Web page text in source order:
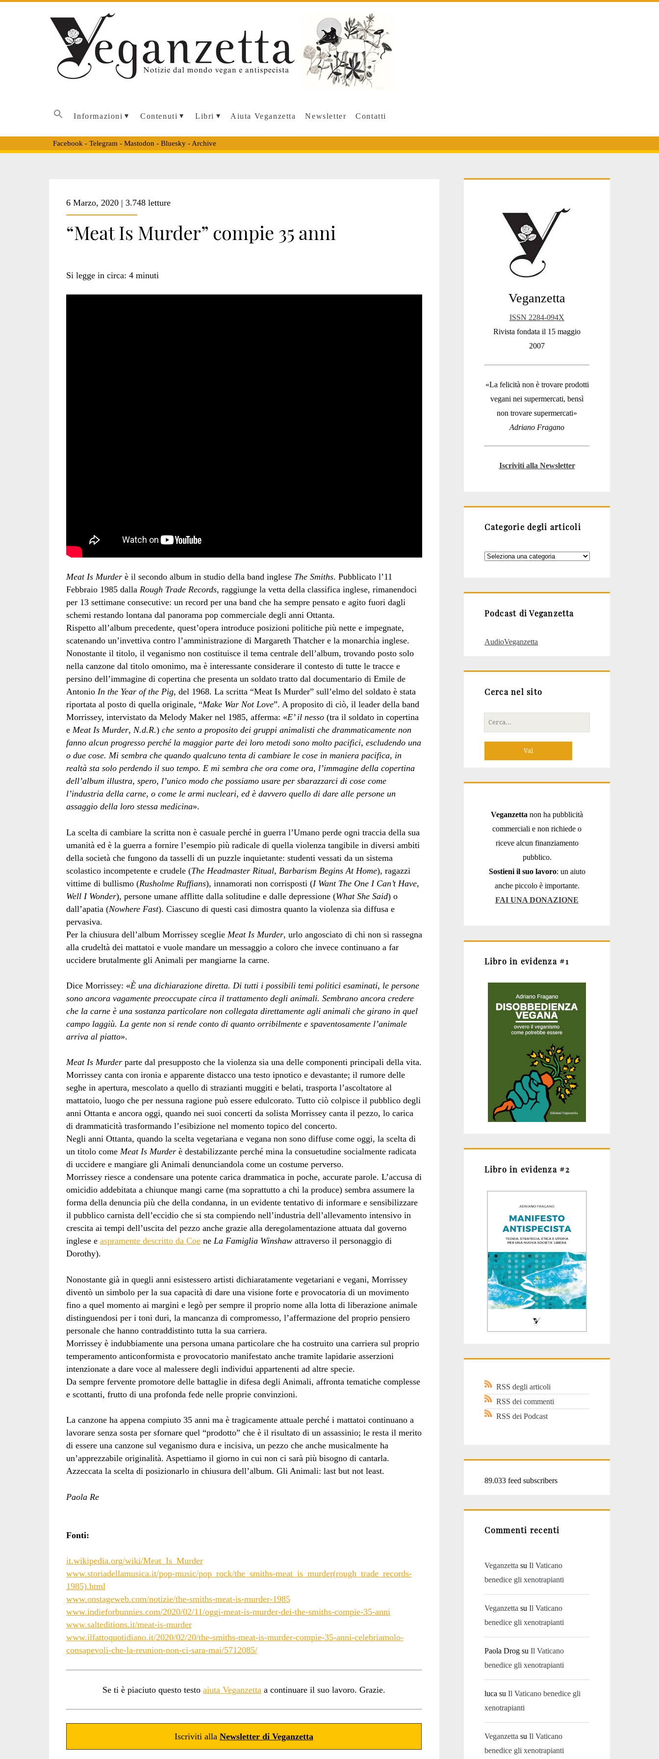
Informazioni Contenuti Libri Aiuta Veganzetta Newsletter Contatti
Facebook - Telegram - Mastodon - Bluesky- Archive
6 Marzo, 2020 | 3.748 letture
“Meat Is Murder” compie 35 anni
Si legge in circa: 4 minuti
Meat Is Murderè il secondo album in studio della band inglese The Smiths. Pubblicato l’11
Febbraio 1985 dalla Rough Trade Records, raggiunge la vetta della classifica inglese, rimanendoci
per 13 settimane consecutive: un record per una band che ha sempre pensato e agito fuori dagli
schemi restando lontana dal panorama pop commerciale degli anni Ottanta.
Rispetto all’album precedente, quest’opera introduce posizioni politiche più nette e impegnate,
scatenando un’invettiva contro l’amministrazione di Margareth Thatcher e la monarchia inglese.
Nonostante il titolo, il veganismo non costituisce il tema centrale dell’album, trovando posto solo
nella canzone dal titolo omonimo, ma è interessante considerare il contesto di tutte le tracce e
persino dell’immagine di copertina che presenta un soldato tratto dal documentario di Emile de
Antonio In the Year of the Pig, del 1968. La scritta “Meat Is Murder” sull’elmo del soldato è stata
riportata al posto di quella originale, “Make War Not Love”. A proposito di ciò, il leader della band
Morrissey, intervistato da Melody Maker nel 1985, afferma: «E’ il nesso(tra il soldato in copertina
e Meat Is Murder, N.d.R.) che sento a proposito dei gruppi animalisti che drammaticamente non
fanno alcun progresso perché la maggior parte dei loro metodi sono molto pacifici, escludendo una
o due cose. Mi sembra che quando qualcuno tenta di cambiare le cose in maniera pacifica, in
realtà sta solo perdendo il suo tempo. E mi sembra che ora come ora, l’immagine della copertina
dell’album illustra, spero, l’unico modo che possiamo usare per sbarazzarci di cose come
l’industria della carne, o come le armi nucleari, ed è davvero quello di dare alle persone un
assaggio della loro stessa medicina».
La scelta di cambiare la scritta non è casuale perché in guerra l’Umano perde ogni traccia della sua
umanità ed è la guerra a fornire l’esempio più radicale di quella violenza tangibile in diversi ambiti
della società che fungono da tasselli di un puzzle inquietante: studenti vessati da un sistema
scolastico incompetente e crudele (The Headmaster Ritual, Barbarism Begins At Home), ragazzi
vittime di bullismo (Rusholme Ruffians), innamorati non corrisposti (I Want The One I Can’t Have,
Well I Wonder), persone umane afflitte dalla solitudine e dalle depressione (What She Said) o
dall’apatia (Nowhere Fast). Ciascuno di questi casi dimostra quanto la violenza sia diffusa e
pervasiva.
Per la chiusura dell’album Morrissey sceglie Meat Is Murder, urlo angosciato di chi non si rassegna
alla crudeltà dei mattatoi e vuole mandare un messaggio a coloro che invece continuano a far
uccidere brutalmente gli Animali per mangiarne la carne.
Dice Morrissey: «È una dichiarazione diretta. Di tutti i possibili temi politici esaminati, le persone
sono ancora vagamente preoccupate circa il trattamento degli animali. Sembrano ancora credere
che la carne è una sostanza particolare non collegata direttamente agli animali che girano in quel
campo laggiù. La gente non si rende conto di quanto orribilmente e spaventosamente l’animale
arriva al piatto».
Meat Is Murderparte dal presupposto che la violenza sia una delle componenti principali della vita.
Morrissey canta con ironia e apparente distacco una testo ipnotico e devastante; il rumore delle
seghe in apertura, mescolato a quello di strazianti muggiti e belati, trasporta l’ascoltatore al
mattatoio, luogo che per nessuna ragione può essere edulcorato. Tutto ciò colpisce il pubblico degli
anni Ottanta e ancora oggi, quando nei suoi concerti da solista Morrissey canta il pezzo, lo carica
di drammaticità trasformando l’esibizione nel momento topico del concerto.
Negli anni Ottanta, quando la scelta vegetariana e vegana non sono diffuse come oggi, la scelta di
un titolo come Meat Is Murderè destabilizzante perché mina la consuetudine socialmente radicata
di uccidere e mangiare gli Animali denunciandola come un costume perverso.
Morrissey riesce a condensare una potente carica drammatica in poche, accurate parole. L’accusa di
omicidio addebitata a chiunque mangi carne (ma soprattutto a chi la produce) sembra assumere la
forma della denuncia più che della condanna, in un evidente tentativo di informare e sensibilizzare
il pubblico carnista dell’eccidio che si sta compiendo nell’industria dell’allevamento intensivo in
crescita ai tempi dell’uscita del pezzo anche grazie alla deregolamentazione attuata dal governo
inglese e aspramente descritto da CoeneLa Famiglia Winshawattraverso il personaggio di
Dorothy).
Nonostante già in quegli anni esistessero artisti dichiaratamente vegetariani e vegani, Morrissey
diventò un simbolo per la sua capacità di dare una visione forte e provocatoria di un movimento
fino a quel momento ai margini e legò per sempre il proprio nome alla lotta di liberazione animale
distinguendosi per i toni duri, la mancanza di compromesso, l’affermazione del proprio pensiero
personale che hanno contraddistinto tutta la sua carriera.
Morrissey è indubbiamente una persona umana particolare che ha costruito una carriera sul proprio
temperamento anticonformista e provocatorio manifestato anche tramite lapidarie asserzioni
intenzionate a dare voce al malessere degli individui appartenenti ad altre specie.
Da sempre fervente promotore delle battaglie in difesa degli Animali, affronta tematiche complesse
e scottanti, frutto di una profonda fede nelle proprie convinzioni.
La canzone ha appena compiuto 35 anni ma è tragicamente attuale perché i mattatoi continuano a
lavorare senza sosta per sfornare quel “prodotto” che è il risultato di un assassinio; le resta il merito
di essere una canzone sul veganismo dura e incisiva, un pezzo che anche musicalmente ha
un’apprezzabile originalità. Aspettiamo il giorno in cui non ci sarà più bisogno di cantarla.
Azzeccata la scelta di posizionarlo in chiusura dell’album. Gli Animali: last but not least.
Paola Re
Fonti:
it.wikipedia.org/wiki/Meat_Is_Murder
www.storiadellamusica.it/pop-music/pop_rock/the_smiths-meat_is_murder(rough_trade_records-
1985).html
www.onstageweb.com/notizie/the-smiths-meat-is-murder-1985
www.indieforbunnies.com/2020/02/11/oggi-meat-is-murder-dei-the-smiths-compie-35-anni
www.salteditions.it/meat-is-murder
www.ilfattoquotidiano.it/2020/02/20/the-smiths-meat-is-murder-compie-35-anni-celebriamolo-
consapevoli-che-la-reunion-non-ci-sara-mai/5712085/
Se ti è piaciuto questo testoaiuta Veganzetta a continuare il suo lavoro. Grazie.
Iscriviti alla Newsletter di Veganzetta
Sidebar
Veganzetta
ISSN 2284-094X
Rivista fondata il 15 maggio
2007
«La felicità non è trovare prodotti
vegani nei supermercati, bensì
non trovare supermercati»
Adriano Fragano
Iscriviti alla Newsletter
Categorie degli articoli
Categorie
Podcast di Veganzetta
AudioVeganzetta
Cerca nel sito
Cerca
per:
Veganzetta non ha pubblicità
commerciali e non richiede o
riceve alcun finanziamento
pubblico.
Sostieni il suo lavoro: un aiuto
anche piccolo è importante.
FAI UNA DONAZIONE
Libro in evidenza #1
Libro in evidenza #2
RSS degli articoli
RSS dei commenti
RSS dei Podcast
89.033 feed subscribers
Commenti recenti
Veganzetta suIl Vaticano
benedice gli xenotrapianti
Veganzetta suIl Vaticano
benedice gli xenotrapianti
Paola Drog suIl Vaticano
benedice gli xenotrapianti
luca suIl Vaticano benedice gli
xenotrapianti
Veganzetta suIl Vaticano
benedice gli xenotrapianti